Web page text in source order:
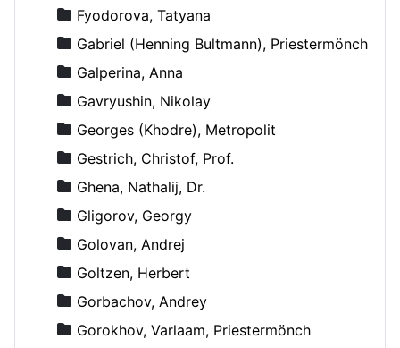
Fyodorova, Tatyana
Gabriel (Henning Bultmann), Priestermönch
Galperina, Anna
Gavryushin, Nikolay
Georges (Khodre), Metropolit
Gestrich, Christof, Prof.
Ghena, Nathalij, Dr.
Gligorov, Georgy
Golovan, Andrej
Goltzen, Herbert
Gorbachov, Andrey
Gorokhov, Varlaam, Priestermönch